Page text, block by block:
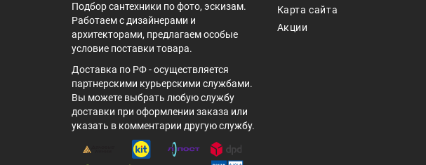
Подбор сантехники по фото, эскизам.
Работаем с дизайнерами и
архитекторами, предлагаем особые
условие поставки товара.
Доставка по РФ - осуществляется
партнерскими курьерскими службами.
Вы можете выбрать любую службу
доставки при оформлении заказа или
указать в комментарии другую службу.
Карта сайта
Акции